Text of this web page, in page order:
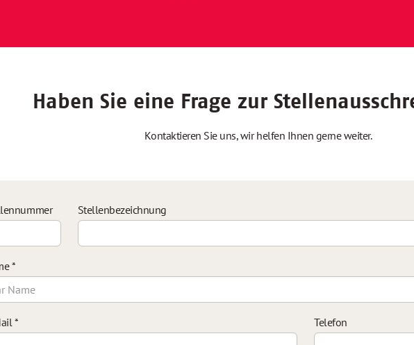
Haben Sie eine Frage zur
Kontaktieren Sie uns, wir helfen Ihnen gerne weiter.
Stellenbezeichnung
*
* Telefon